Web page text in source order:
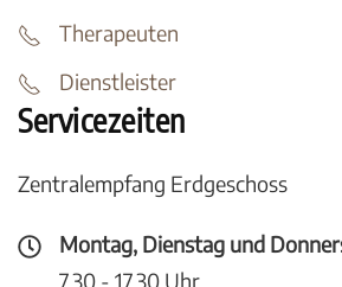
Therapeuten
Dienstleister
Servicezeiten
Zentralempfang Erdgeschoss
Montag, Dienstag und
7.30 - 17.30 Uhr